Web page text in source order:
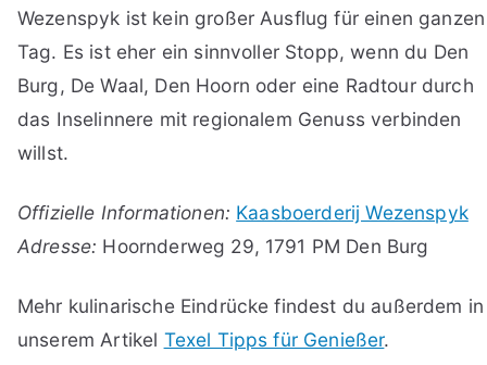
Wezenspyk ist kein großer Ausflug für einen ganzen
Tag. Es ist eher ein sinnvoller Stopp, wenn du Den
Burg, De Waal, Den Hoorn oder eine Radtour durch
das Inselinnere mit regionalem Genuss verbinden
willst.
Offizielle Informationen: Kaasboerderij Wezenspyk
Adresse: Hoornderweg 29, 1791 PM Den Burg
Mehr kulinarische Eindrücke findest du außerdem in
unserem Artikel Texel Tipps für Genießer.